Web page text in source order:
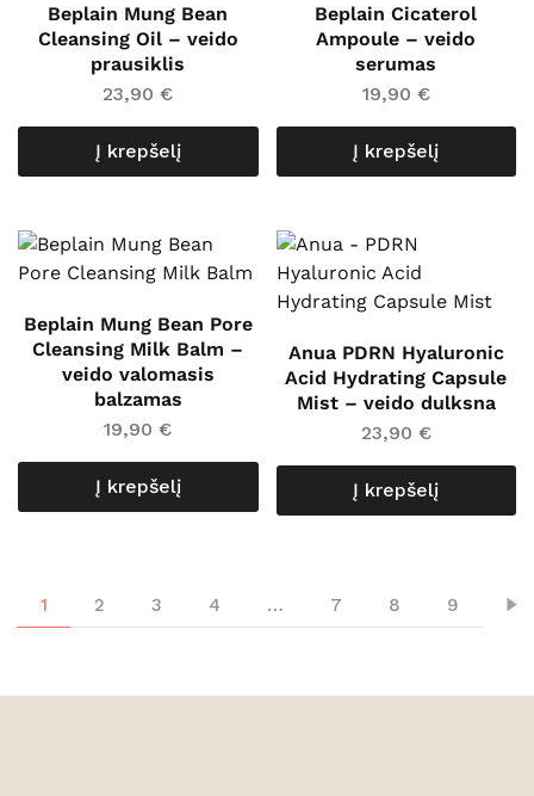
Beplain Mung Bean
Cleansing Oil – veido
prausiklis
23,90€
Į krepšelį
Beplain Cicaterol
Ampoule – veido
serumas
19,90 €
Į krepšelį
Beplain Mung Bean Pore
Cleansing Milk Balm –
veido valomasis
balzamas
19,90€
Į krepšelį
Anua PDRN Hyaluronic
Acid Hydrating Capsule
Mist – veido dulksna
23,90 €
Į krepšelį
1 2 3 4 … 7 8 9